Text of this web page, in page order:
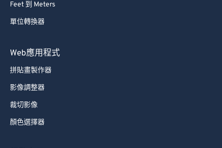
Feet 到 Meters
單位轉換器
Web應用程式
拼貼畫製作器
影像調整器
裁切影像
顏色選擇器